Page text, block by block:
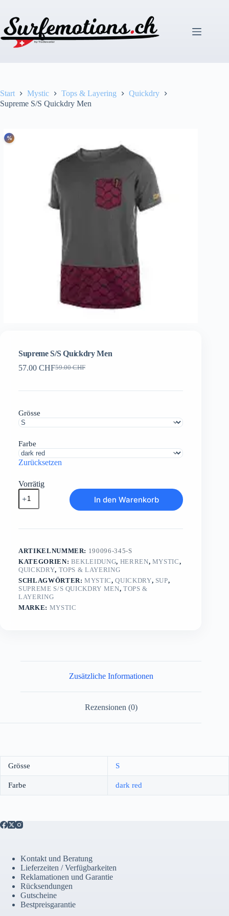
springen
Start Mystic Tops & Layering
Quickdry
Supreme S/S Quickdry Men
Supreme S/S Quickdry Men
59.00CHF
Ursprünglicher
war:
57.00 CHFAktueller
ist:
Grösse
Farbe
Zurücksetzen
Vorrätig
Supreme
S/S
Quickdry
Menge
In den Warenkorb
ARTIKELNUMMER: 190096-345-S
KATEGORIEN: BEKLEIDUNG, HERREN, MYSTIC,
QUICKDRY, TOPS & LAYERING
SCHLAGWÖRTER:MYSTIC,QUICKDRY, SUP,
SUPREME S/S QUICKDRY MEN, TOPS &
LAYERING
MARKE: MYSTIC
Zusätzliche Informationen
Rezensionen (0)
Grösse S
Farbe dark red
Kontakt und Beratung
Lieferzeiten / Verfügbarkeiten
Reklamationen und Garantie
Rücksendungen
Gutscheine
Bestpreisgarantie